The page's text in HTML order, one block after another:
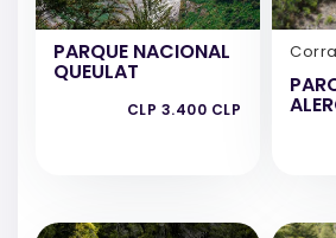
PARQUE NACIONAL
QUEULAT
CLP 3.400 CLP